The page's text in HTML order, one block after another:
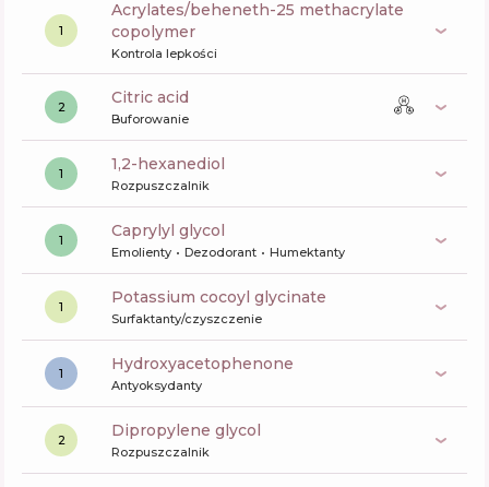
1
acrylates/beheneth-25 methacrylate
copolymer
Kontrola lepkości
2 citric acid
Buforowanie
1 1,2-hexanediol
Rozpuszczalnik
1 caprylyl glycol
Emolienty Dezodorant Humektanty
1 potassium cocoyl glycinate
Surfaktanty/czyszczenie
1 Hydroxyacetophenone
Antyoksydanty
2 dipropylene glycol
Rozpuszczalnik